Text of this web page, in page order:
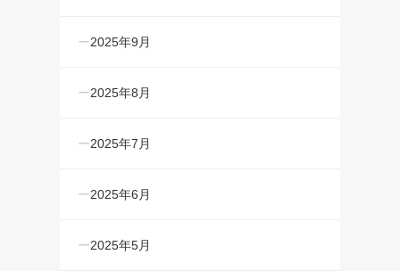
2025年9月
2025年8月
2025年7月
2025年6月
2025年5月